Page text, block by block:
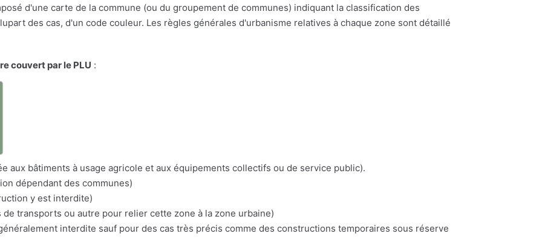
d'une carte de la commune (ou du groupement de communes) indiquant la classification des
des cas, d'un code couleur. Les règles générales d'urbanisme relatives à chaque zone sont détaillé
couvert par le PLU :
aux bâtiments à usage agricole et aux équipements collectifs ou de service public).
dépendant des communes)
y est interdite)
transports ou autre pour relier cette zone à la zone urbaine)
interdite sauf pour des cas très précis comme des constructions temporaires sous réserve